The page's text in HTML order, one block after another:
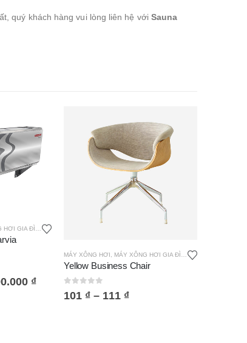
quý khách hàng vui lòng liên hệ với Sauna
GIA ĐÌNH , MÁY XÔNG HƠI ƯỚT HARVIA
₫
MÁY XÔNG HƠI MÁY XÔNG HƠI GIA ĐÌNH
Yellow Business Chair
out of 5
101 ₫ – 111 ₫